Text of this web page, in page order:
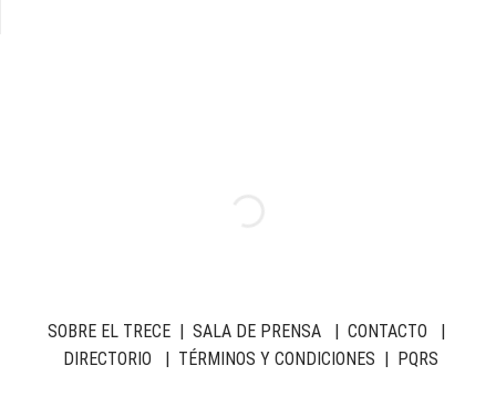
SOBRE EL TRECE| SALA DE PRENSA| CONTACTO |
DIRECTORIO | TÉRMINOS Y CONDICIONES | PQRS